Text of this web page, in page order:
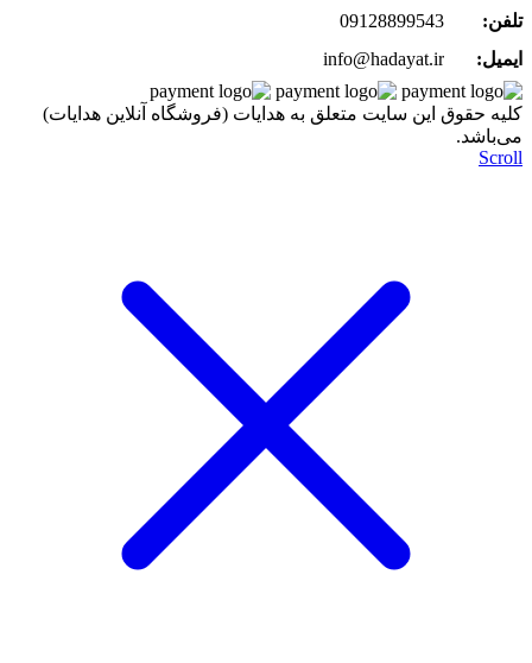
تلفن:
09128899543
ایمیل:
info@hadayat.ir
کليه حقوق اين سايت متعلق به هدایات (فروشگاه آنلاین هدایات)
می‌باشد.
Scroll